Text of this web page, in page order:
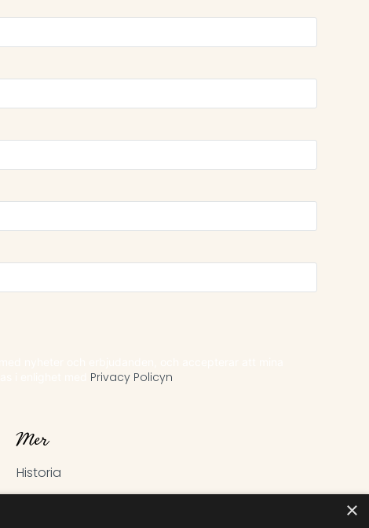
Privacy Policyn
Mer
Historia
×